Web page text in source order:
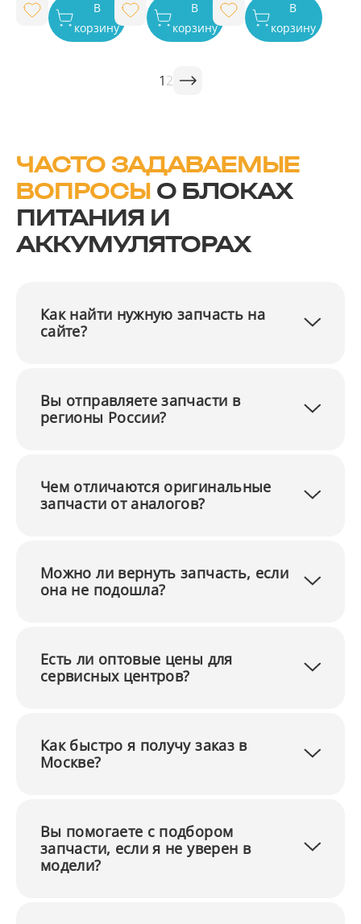
В
корзину
В
корзину
В
корзину
12
ЧАСТО ЗАДАВАЕМЫЕ
ВОПРОСЫ О БЛОКАХ
ПИТАНИЯ И
АККУМУЛЯТОРАХ
Как найти нужную запчасть на
сайте?
Вы отправляете запчасти в
регионы России?
Чем отличаются оригинальные
запчасти от аналогов?
Можно ли вернуть запчасть, если
она не подошла?
Есть ли оптовые цены для
сервисных центров?
Как быстро я получу заказ в
Москве?
Вы помогаете с подбором
запчасти, если я не уверен в
модели?